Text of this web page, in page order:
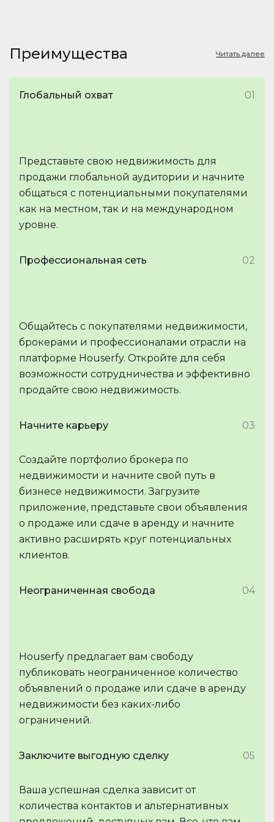
Преимущества Читать далее
Глобальный охват 01
Представьте свою недвижимость для
продажи глобальной аудитории и начните
общаться с потенциальными покупателями
как на местном, так и на международном
уровне.
Профессиональная сеть 02
Общайтесь с покупателями недвижимости,
брокерами и профессионалами отрасли на
платформе Houserfy. Откройте для себя
возможности сотрудничества и эффективно
продайте свою недвижимость.
Начните карьеру 03
Создайте портфолио брокера по
недвижимости и начните свой путь в
бизнесе недвижимости. Загрузите
приложение, представьте свои объявления
о продаже или сдаче в аренду и начните
активно расширять круг потенциальных
клиентов.
Неограниченная свобода 04
Houserfy предлагает вам свободу
публиковать неограниченное количество
объявлений о продаже или сдаче в аренду
недвижимости без каких-либо
ограничений.
Заключите выгодную сделку 05
Ваша успешная сделка зависит от
количества контактов и альтернативных